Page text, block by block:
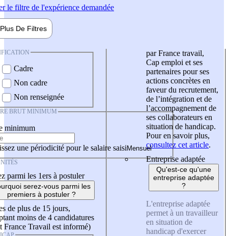
le filtre de l'expérience demandée
Plus De Filtres
Cadre
Non cadre
Non renseignée
BRUT MINIMUM
minimum
une périodicité pour le salaire saisi
parmi les 1ers à postuler
serez-vous parmi les
premiers à postuler ?
de plus de 15 jours,
moins de 4 candidatures
France Travail est informé)
par France travail,
Cap emploi et ses
partenaires pour ses
actions concrètes en
faveur du recrutement,
de l’intégration et de
l’accompagnement de
ses collaborateurs en
situation de handicap.
Pour en savoir plus,
consultez cet article.
Entreprise adaptée
Qu'est-ce qu'une
entreprise adaptée
?
L'entreprise adaptée
permet à un travailleur
en situation de
handicap d'exercer